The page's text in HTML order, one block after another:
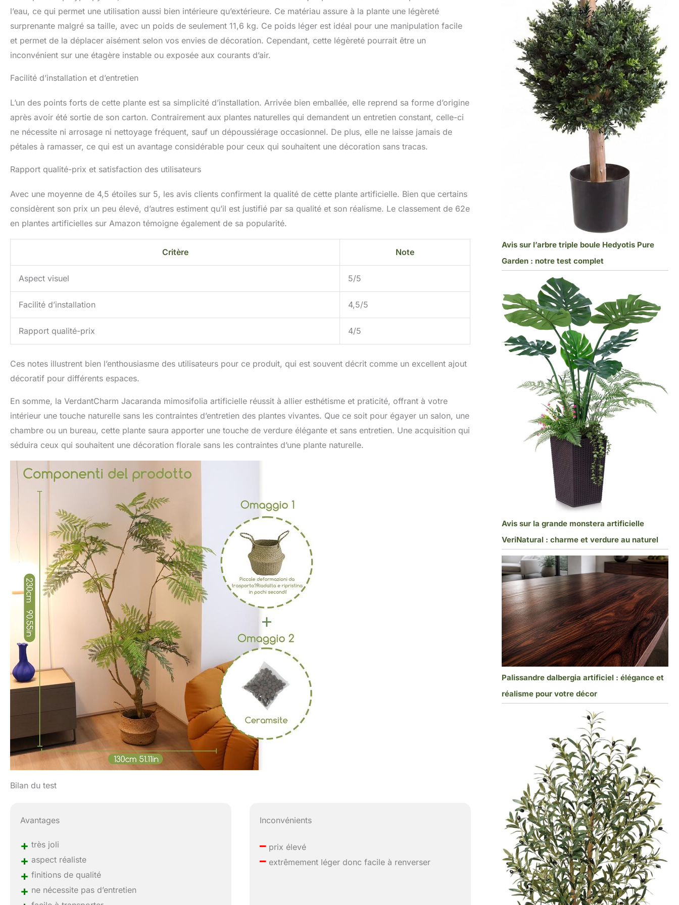
l’eau, ce qui permet une utilisation aussi bien intérieure qu’extérieure. Ce matériau assure à la plante une légèreté
surprenante malgré sa taille, avec un poids de seulement 11,6 kg. Ce poids léger est idéal pour une manipulation facile
et permet de la déplacer aisément selon vos envies de décoration. Cependant, cette légèreté pourrait être un
inconvénient sur une étagère instable ou exposée aux courants d’air.
Facilité d’installation et d’entretien
L’un des points forts de cette plante est sa simplicité d’installation. Arrivée bien emballée, elle reprend sa forme d’origine
après avoir été sortie de son carton. Contrairement aux plantes naturelles qui demandent un entretien constant, celle-ci
ne nécessite ni arrosage ni nettoyage fréquent, sauf un dépoussiérage occasionnel. De plus, elle ne laisse jamais de
pétales à ramasser, ce qui est un avantage considérable pour ceux qui souhaitent une décoration sans tracas.
Rapport qualité-prix et satisfaction des utilisateurs
Avec une moyenne de 4,5 étoiles sur 5, les avis clients confirment la qualité de cette plante artificielle. Bien que certains
considèrent son prix un peu élevé, d’autres estiment qu’il est justifié par sa qualité et son réalisme. Le classement de 62e
en plantes artificielles sur Amazon témoigne également de sa popularité.
Critère Note
Aspect visuel 5/5
Facilité d’installation 4,5/5
Rapport qualité-prix 4/5
Ces notes illustrent bien l’enthousiasme des utilisateurs pour ce produit, qui est souvent décrit comme un excellent ajout
décoratif pour différents espaces.
En somme, la VerdantCharm Jacaranda mimosifolia artificielle réussit à allier esthétisme et praticité, offrant à votre
intérieur une touche naturelle sans les contraintes d’entretien des plantes vivantes. Que ce soit pour égayer un salon, une
chambre ou un bureau, cette plante saura apporter une touche de verdure élégante et sans entretien. Une acquisition qui
séduira ceux qui souhaitent une décoration florale sans les contraintes d’une plante naturelle.
Bilan du test
Avantages
+ très joli
+ aspect réaliste
+ finitions de qualité
+ ne nécessite pas d’entretien
Inconvénients
– prix élevé
– extrêmement léger donc facile à renverser
Avis sur l’arbre triple boule Hedyotis Pure
Garden : notre test complet
Avis sur la grande monstera artificielle
VeriNatural : charme et verdure au naturel
Palissandre dalbergia artificiel : élégance et
réalisme pour votre décor